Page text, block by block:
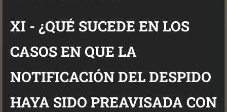
XI - ¿QUÉ SUCEDE EN LOS
CASOS EN QUE LA
NOTIFICACIÓN DEL DESPIDO
HAYA SIDO PREAVISADA CON